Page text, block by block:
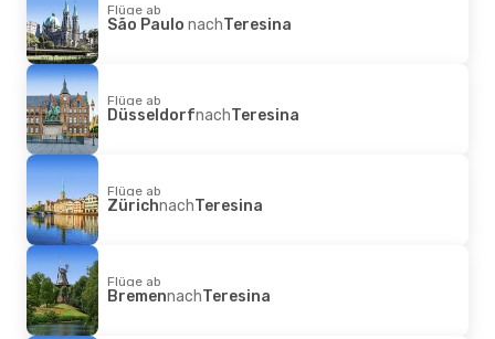
Flüge ab
São Paulo nachTeresina
Flüge ab
DüsseldorfnachTeresina
Flüge ab
ZürichnachTeresina
Flüge ab
BremennachTeresina